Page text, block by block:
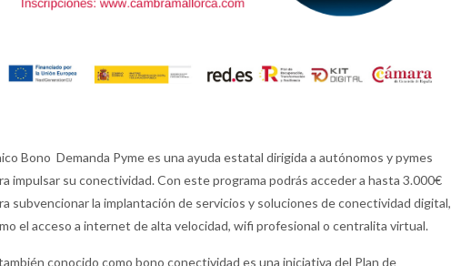
Bono Demanda Pyme es una ayuda estatal dirigida a autónomos y pymes
impulsar su conectividad. Con este programa podrás acceder a hasta 3.000€
subvencionar la implantación de servicios y soluciones de conectividad digital,
el acceso a internet de alta velocidad, wifi profesional o centralita virtual.
conocido como bono conectividad es una iniciativa del Plan de